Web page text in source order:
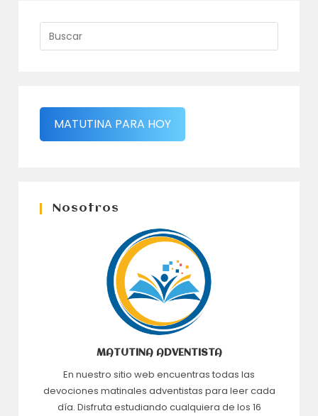
MATUTINA PARA HOY
Nosotros
MATUTINA ADVENTISTA
En nuestro sitio web encuentras todas las
devociones matinales adventistas para leer cada
día. Disfruta estudiando cualquiera de los 16